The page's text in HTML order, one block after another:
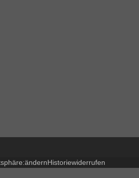
ändernHistoriewiderrufen